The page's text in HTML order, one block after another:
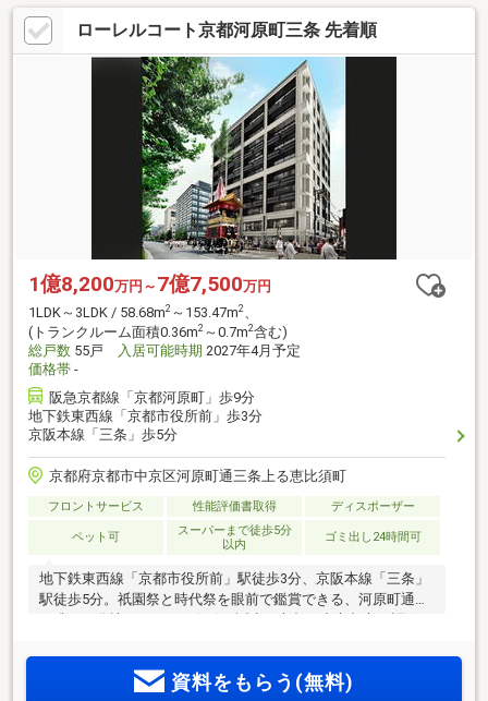
ローレルコート京都河原町三条 先着順
1億8,200万円～ 7億7,500万円
1LDK～3LDK / 58.68m2 ～153.47m2
(トランクルーム面積0.36m2 ～0.7m2含む)
総戸数 55戸 入居可能時期 2027年4月予定
価格帯 -
阪急京都線「京都河原町」歩9分
地下鉄東西線「京都市役所前」歩3分
京阪本線「三条」歩5分
京都府京都市中京区河原町通三条上る恵比須町
フロントサービス 性能評価書取得 ディスポーザー
ペット可
スーパーまで徒歩5分
以内
ゴミ出し24時間可
地下鉄東西線「京都市役所前」駅徒歩3分、京阪本線「三条」
駅徒歩5分。祇園祭と時代祭を眼前で鑑賞できる、河原町通沿
中＞
資料をもらう(無料)